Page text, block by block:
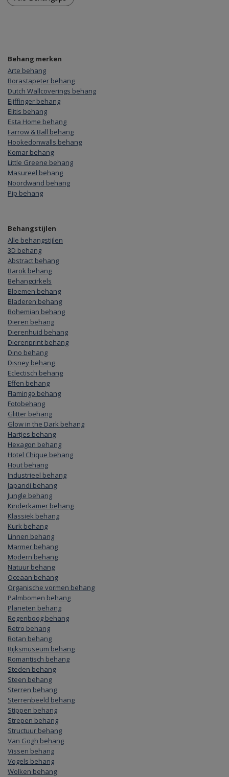
Behang merken
Arte behang
Borastapeter behang
Dutch Wallcoverings behang
Eijffinger behang
Elitis behang
Esta Home behang
Farrow & Ball behang
Hookedonwalls behang
Komar behang
Little Greene behang
Masureel behang
Noordwand behang
Pip behang
Behangstijlen
Alle behangstijlen
3D behang
Abstract behang
Barok behang
Behangcirkels
Bloemen behang
Bladeren behang
Bohemian behang
Dieren behang
Dierenhuid behang
Dierenprint behang
Dino behang
Disney behang
Eclectisch behang
Effen behang
Flamingo behang
Fotobehang
Glitter behang
Glow in the Dark behang
Hartjes behang
Hexagon behang
Hotel Chique behang
Hout behang
Industrieel behang
Japandi behang
Jungle behang
Kinderkamer behang
Klassiek behang
Kurk behang
Linnen behang
Marmer behang
Modern behang
Natuur behang
Oceaan behang
Organische vormen behang
Palmbomen behang
Planeten behang
Regenboog behang
Retro behang
Rotan behang
Rijksmuseum behang
Romantisch behang
Steden behang
Steen behang
Sterren behang
Sterrenbeeld behang
Stippen behang
Strepen behang
Structuur behang
Van Gogh behang
Vissen behang
Vogels behang
Wolken behang